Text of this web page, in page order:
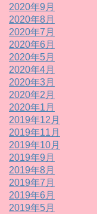
2020年9月
2020年8月
2020年7月
2020年6月
2020年5月
2020年4月
2020年3月
2020年2月
2020年1月
2019年12月
2019年11月
2019年10月
2019年9月
2019年8月
2019年7月
2019年6月
2019年5月